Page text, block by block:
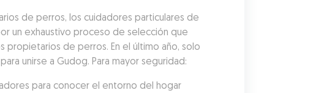
de perros, los cuidadores particulares de
un exhaustivo proceso de selección que
propietarios de perros. En el último año, solo
unirse a Gudog. Para mayor seguridad:
para conocer el entorno del hogar